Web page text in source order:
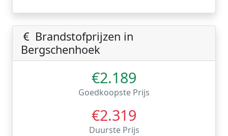
Brandstofprijzen in
Bergschenhoek
€2.189
Goedkoopste Prijs
€2.319
Duurste Prijs